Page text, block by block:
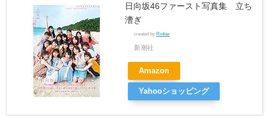
日向坂46ファースト写真集 立ち
漕ぎ
created by Rinker
新潮社
Amazon
Yahooショッピング